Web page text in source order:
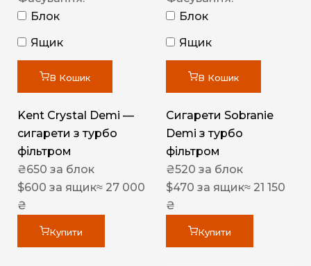
Блок
Ящик
В Кошик
Kent Crystal Demi —
сигарети з турбо
фільтром
₴650 за блок
$600 за ящик≈ 27 000
₴
Купити
Блок
Ящик
В Кошик
Сигарети Sobranie
Demi з турбо
фільтром
₴520 за блок
$470 за ящик≈ 21 150
₴
Купити